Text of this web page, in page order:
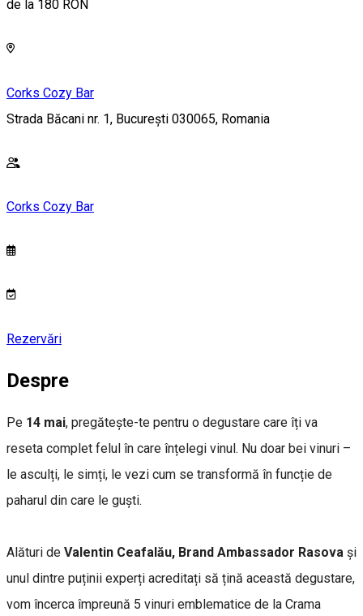
de la 180 RON
Corks Cozy Bar
Strada Băcani nr. 1, București 030065, Romania
Corks Cozy Bar
Rezervări
Despre
Pe 14 mai, pregătește-te pentru o degustare care îți va
reseta complet felul în care înțelegi vinul. Nu doar bei vinuri –
le asculți, le simți, le vezi cum se transformă în funcție de
paharul din care le guști.
Alături de Valentin Ceafalău, Brand Ambassador Rasova și
unul dintre puținii experți acreditați să țină această degustare,
vom încerca împreună 5 vinuri emblematice de la Crama